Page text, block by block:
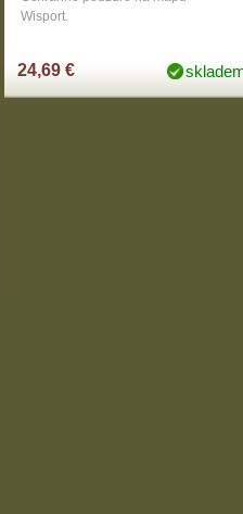
Wisport.
24,69 €